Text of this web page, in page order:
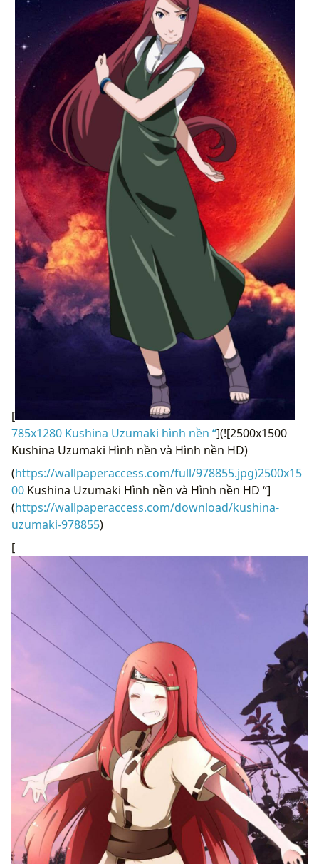
[
785x1280 Kushina Uzumaki hình nền “](![2500x1500
Kushina Uzumaki Hình nền và Hình nền HD)
(https://wallpaperaccess.com/full/978855.jpg)2500x15
00 Kushina Uzumaki Hình nền và Hình nền HD “]
(https://wallpaperaccess.com/download/kushina-
uzumaki-978855)
[